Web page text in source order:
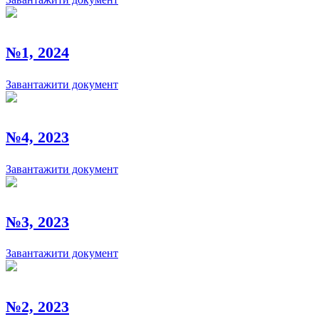
№1, 2024
Завантажити документ
№4, 2023
Завантажити документ
№3, 2023
Завантажити документ
№2, 2023